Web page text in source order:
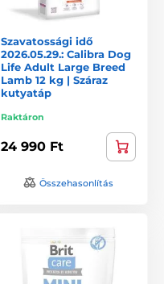
Szavatossági idő
2026.05.29.: Calibra Dog
Life Adult Large Breed
Lamb 12 kg | Száraz
kutyatáp
Raktáron
24 990 Ft
Összehasonlítás